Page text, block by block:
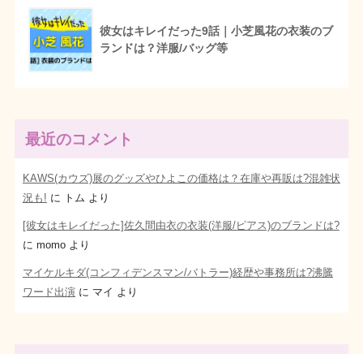
彼女はキレイだった9話｜小芝風花の衣装のブ
ランドは？洋服/バッグ等
最近のコメント
KAWS(カウズ)展のグッズやひよこの価格は？在庫や再販は?混雑状
況も! に トム より
[彼女はキレイだった]佐久間由衣の衣装(洋服/ピアス)のブランドは?
に momoより
マイケルキダ(コンフィデンスマン/バトラー)経歴や事務所は?沸騰
ワード出演に マイ より